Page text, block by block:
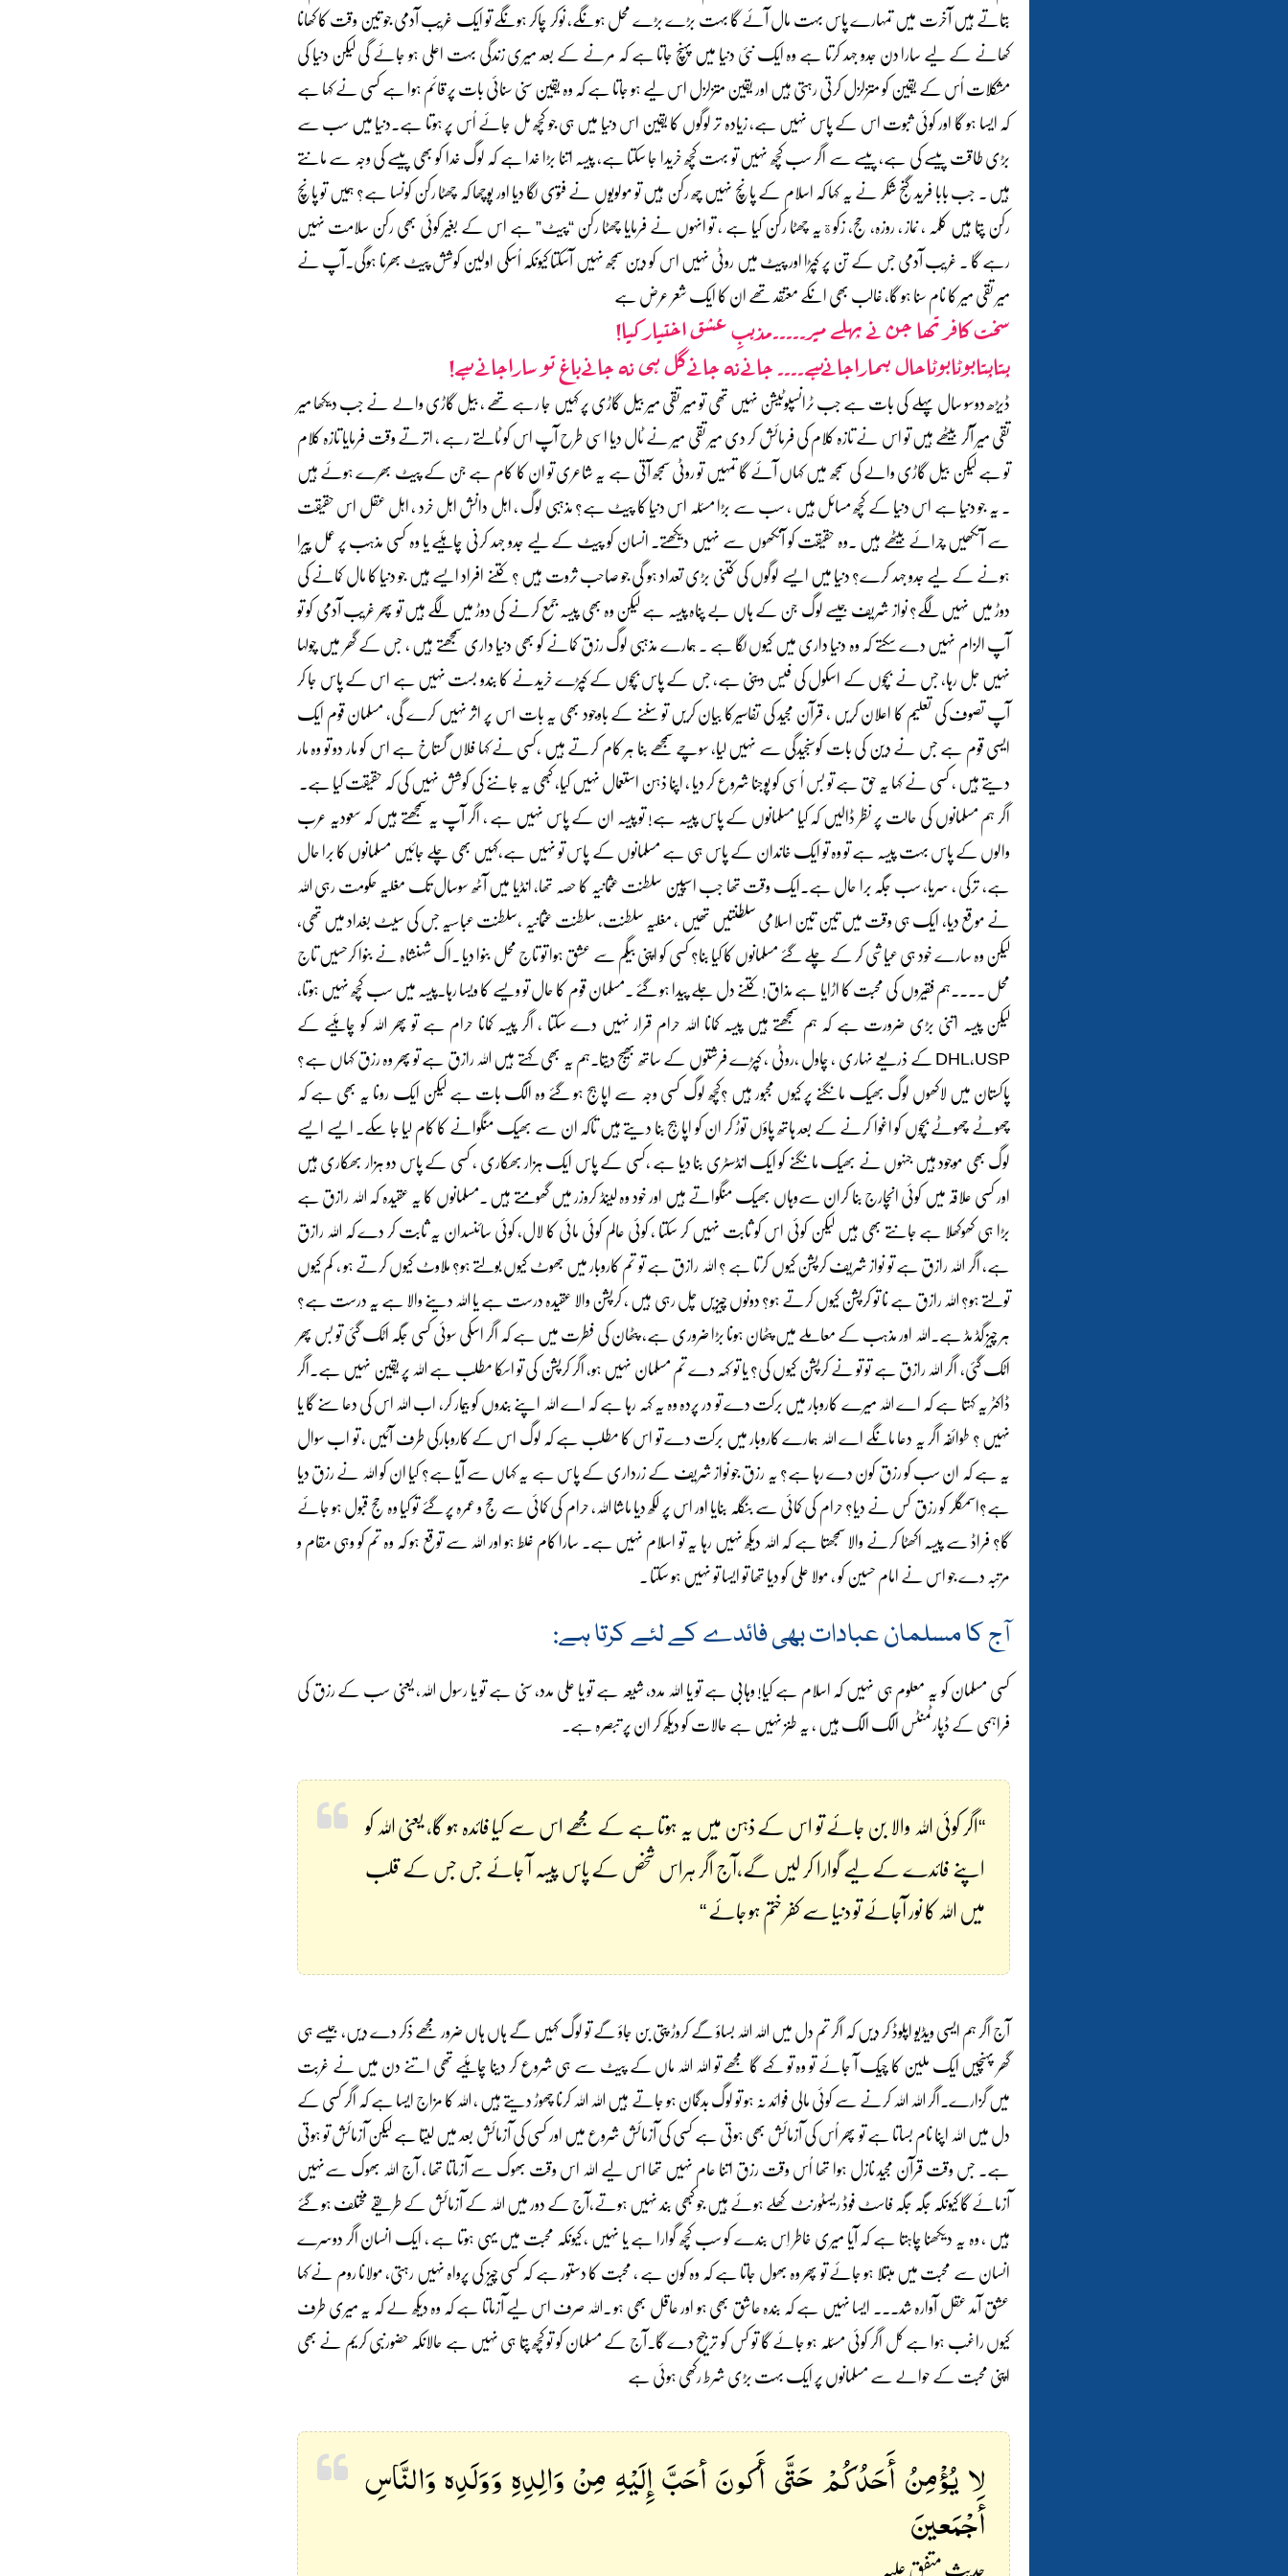
بتاتے ہیں آخرت میں تمہارے پاس بہت مال آئے گا بہت بڑے بڑے محل ہونگے، نوکر چاکر ہونگے تو ایک غریب آدمی جو تین وقت کا کھانا
کھانے کے لیے سارا دن جدو جہد کرتا ہے وہ ایک نئی دنیا میں پہنچ جاتا ہے کہ مرنے کے بعد میری زندگی بہت اعلی ہو جائے گی لیکن دنیا کی
مشکلات اُس کے یقین کو متزلزل کرتی رہتی ہیں اور یقین متزلزل اس لیے ہو جاتا ہے کہ وہ یقین سنی سنائی بات پر قائم ہوا ہے کسی نے کہا ہے
کہ ایسا ہو گا اور کوئی ثبوت اس کے پاس نہیں ہے، زیادہ تر لوگوں کا یقین اس دنیا میں ہی جو کچھ مل جائے اُس پر ہوتا ہے۔دنیا میں سب سے
بڑی طاقت پیسے کی ہے، پیسے سے اگر سب کچھ نہیں تو بہت کچھ خریدا جا سکتا ہے، پیسہ اتنا بڑا خدا ہے کہ لوگ خدا کو بھی پیسے کی وجہ سے مانتے
ہیں ۔ جب بابا فرید گنج شکر نے یہ کہا کہ اسلام کے پانچ نہیں چھ رکن ہیں تو مولویوں نے فتوی لگا دیا اور پوچھا کہ چھٹا رکن کونسا ہے؟ ہمیں تو پانچ
رکن پتا ہیں کلمہ ، نماز ، روزہ، حج، زکوةیہ چھٹا رکن کیا ہے ، تو انہوں نے فرمایا چھٹا رکن “پیٹ” ہے اس کے بغیر کوئی بھی رکن سلامت نہیں
رہے گا ۔ غریب آدمی جس کے تن پر کپڑا اور پیٹ میں روٹی نہیں اس کو دین سمجھ نہیں آسکتا کیونکہ اُسکی اولین کوشش پیٹ بھرنا ہوگی۔آپ نے
میر تقی میر کا نام سنا ہو گا، غالب بھی انکے معتقد تھے ان کا ایک شعر عرض ہے
سخت کافر تھا جن نے پہلے میر۔۔۔۔۔مذہبِ عشق اختیار کیا!
پتاپتابوٹابوٹاحال ہماراجانےہے۔۔۔۔ جانےنہ جانےگل ہی نہ جانےباغ تو ساراجانے ہے!
ڈیڑھ دوسو سال پہلے کی بات ہے جب ٹرانسپوٹیشن نہیں تھی تو میر تقی میر بیل گاڑی پر کہیں جا رہے تھے ، بیل گاڑی والے نے جب دیکھا میر
تقی میر آکر بیٹھے ہیں تو اس نے تازہ کلام کی فرمائش کر دی میر تقی میر نے ٹال دیا اسی طرح آپ اس کو ٹالتے رہے ، اترتے وقت فرمایا تازہ کلام
تو ہے لیکن بیل گاڑی والے کی سمجھ میں کہاں آئے گا تمہیں تو روٹی سمجھ آتی ہے یہ شاعری تو ان کا کام ہے جن کے پیٹ بھرے ہوئے ہیں
۔ یہ جو دنیا ہے اس دنیا کے کچھ مسائل ہیں ، سب سے بڑا مسئلہ اس دنیا کا پیٹ ہے؟ مذہبی لوگ ، اہل دانش اہل خرد ، اہل عقل اس حقیقت
سے آنکھیں چرائے بیٹھے ہیں ۔وہ حقیقت کو آنکھوں سے نہیں دیکھتے۔ انسان کو پیٹ کے لیے جدو جہد کرنی چاہئیے یا وہ کسی مذہب پر عمل پیرا
ہونے کے لیے جدو جہد کرے؟ دنیا میں ایسے لوگوں کی کتنی بڑی تعداد ہو گی جو صاحب ثروت ہیں ؟ کتنے افراد ایسے ہیں جو دنیا کا مال کمانے کی
دوڑ میں نہیں لگے؟ نواز شریف جیسے لوگ جن کے ہاں بے پناہ پیسہ ہے لیکن وہ بھی پیسہ جمع کرنے کی دوڑ میں لگے ہیں تو پھر غریب آدمی کو تو
آپ الزام نہیں دے سکتے کہ وہ دنیا داری میں کیوں لگا ہے ۔ ہمارے مذہبی لوگ رزق کمانے کو بھی دنیا داری سمجھتے ہیں ، جس کے گھر میں چولہا
نہیں جل رہا، جس نے بچوں کے اسکول کی فیس دینی ہے، جس کے پاس بچوں کے کپڑے خریدنے کا بندو بست نہیں ہے اس کے پاس جا کر
آپ تصوف کی تعلیم کا اعلان کریں ، قرآن مجید کی تفاسیرکا بیان کریں تو سننے کے باوجود بھی یہ بات اس پر اثر نہیں کرے گی، مسلمان قوم ایک
ایسی قوم ہے جس نے دین کی بات کوسنجیدگی سے نہیں لیا، سوچے سمجھے بنا ہر کام کرتے ہیں ،کسی نے کہا فلاں گستاخ ہے اس کو مار دو تو وہ مار
دیتے ہیں ، کسی نے کہا یہ حق ہے تو بس اُسی کو پوجنا شروع کر دیا ، اپنا ذہن استعمال نہیں کیا، کبھی یہ جاننے کی کوشش نہیں کی کہ حقیقت کیا ہے۔
اگر ہم مسلمانوں کی حالت پر نظر ڈالیں کہ کیا مسلمانوں کے پاس پیسہ ہے! تو پیسہ ان کے پاس نہیں ہے ، اگر آپ یہ سمجھتے ہیں کہ سعودیہ عرب
والوں کے پاس بہت پیسہ ہے تو وہ تو ایک خاندان کے پاس ہی ہے مسلمانوں کے پاس تو نہیں ہے،کہیں بھی چلے جائیں مسلمانوں کا برا حال
ہے، ترکی ، سریا، سب جگہ برا حال ہے۔ایک وقت تھا جب اسپین سلطنت عثمانیہ کا حصہ تھا، انڈیا میں آٹھ سوسال تک مغلیہ حکومت رہی اللہ
نے موقع دیا، ایک ہی وقت میں تین تین اسلامی سلطنتیں تھیں ، مغلیہ سلطنت، سلطنت عثمانیہ ،سلطنت عباسیہ جس کی سیٹ بغداد میں تھی،
لیکن وہ سارے خود ہی عیاشی کر کے چلے گئے مسلمانوں کا کیا بنا؟ کسی کو اپنی بیگم سے عشق ہوا تو تاج محل بنوا دیا ۔اک شہنشاہ نے بنوا کرحسیں تاج
محل ۔۔۔۔ہم فقیروں کی محبت کا اڑایا ہے مذاق! کتنے دل جلے پیدا ہو گئے ۔مسلمان قوم کا حال تو ویسے کا ویسا رہا۔پیسہ میں سب کچھ نہیں ہوتا،
لیکن پیسہ اتنی بڑی ضرورت ہے کہ ہم سمجھتے ہیں پیسہ کمانا اللہ حرام قرار نہیں دے سکتا ، اگر پیسہ کمانا حرام ہے تو پھر اللہ کو چاہئیے کے
DHL,USP کے ذریعے نہاری ، چاول ،روٹی ، کپڑے فرشتوں کے ساتھ بھیج دیتا۔ہم یہ بھی کہتے ہیں اللہ رازق ہے تو پھر وہ رزق کہاں ہے؟
پاکستان میں لاکھوں لوگ بھیک مانگنے پر کیوں مجبور ہیں ؟کچھ لوگ کسی وجہ سے اپاہج ہو گئے وہ الگ بات ہے لیکن ایک رونا یہ بھی ہے کہ
چھوٹے چھوٹے بچوں کو اغوا کرنے کے بعد ہاتھ پاؤں توڑ کر ان کو اپاہج بنا دیتے ہیں تاکہ ان سے بھیک منگوانے کا کام لیا جا سکے۔ ایسے ایسے
لوگ بھی موجود ہیں جنہوں نے بھیک مانگنے کو ایک انڈسٹری بنا دیا ہے ،کسی کے پاس ایک ہزار بھکاری ، کسی کے پاس دو ہزار بھکاری ہیں
اور کسی علاقہ میں کوئی انچارج بنا کران سےوہاں بھیک منگواتے ہیں اور خود وہ لینڈ کروزر میں گھومتے ہیں ۔مسلمانوں کا یہ عقیدہ کہ اللہ رازق ہے
بڑا ہی کھوکھلا ہے جانتے بھی ہیں لیکن کوئی اس کو ثابت نہیں کر سکتا ، کوئی عالم کوئی مائی کا لال، کوئی سائنسدان یہ ثابت کر دے کہ اللہ رازق
ہے، اگر اللہ رازق ہے تو نواز شریف کرپشن کیوں کرتا ہے ؟ اللہ رازق ہے تو تم کاروبار میں جھوٹ کیوں بولتے ہو؟ ملاوٹ کیوں کرتے ہو ، کم کیوں
تولتے ہو؟ اللہ رازق ہے نا تو کرپشن کیوں کرتے ہو؟ دونوں چیزیں چل رہی ہیں ، کرپشن والا عقیدہ درست ہے یا اللہ دینے والا ہے یہ درست ہے؟
ہر چیز گڈ مڈ ہے۔اللہ اور مذہب کے معاملے میں پٹھان ہونا بڑا ضروری ہے، پٹھان کی فطرت میں ہے کہ اگر اسکی سوئی کسی جگہ اٹک گئی تو بس پھر
اٹک گئی، اگر اللہ رازق ہے تو تو نے کرپشن کیوں کی؟ یا تو کہہ دے تم مسلمان نہیں ہو، اگر کرپشن کی تو اسکا مطلب ہے اللہ پر یقین نہیں ہے۔اگر
ڈاکٹر یہ کہتا ہے کہ اے اللہ میرے کاروبار میں برکت دے تو در پردہ وہ یہ کہہ رہا ہے کہ اے اللہ اپنے بندوں کو بیمار کر، اب اللہ اس کی دعا سنے گا یا
نہیں ؟ طوائفہ اگر یہ دعا مانگے اے اللہ ہمارے کاروبار میں برکت دے تو اس کا مطلب ہے کہ لوگ اس کے کاروبارکی طرف آئیں ، تو اب سوال
یہ ہے کہ ان سب کو رزق کون دے رہا ہے؟ یہ رزق جو نواز شریف کے زرداری کے پاس ہے یہ کہاں سے آیا ہے؟ کیا ان کو اللہ نے رزق دیا
ہے؟اسمگلر کو رزق کس نے دیا؟ حرام کی کمائی سے بنگلہ بنایا اور اس پر لکھ دیا ماشا اللہ، حرام کی کمائی سے حج و عمرہ پر گئے تو کیا وہ حج قبول ہو جائے
گا؟ فراڈ سے پیسہ اکھٹا کرنے والا سمجھتا ہے کہ اللہ دیکھ نہیں رہا یہ تو اسلام نہیں ہے۔ سارا کام غلط ہو اور اللہ سے توقع ہو کہ وہ تم کو وہی مقام و
مرتبہ دے جو اس نے امام حسین کو ، مولا علی کو دیا تھا تو ایسا تو نہیں ہو سکتا ۔
آج کا مسلمان عبادات بھی فائدے کے لئے کرتا ہے:
کسی مسلمان کو یہ معلوم ہی نہیں کہ اسلام ہے کیا! وہابی ہے تو یا اللہ مدد، شیعہ ہے تو یا علی مدد، سنی ہے تو یا رسول اللہ، یعنی سب کے رزق کی
فراہمی کے ڈپارٹمنٹس الگ الگ ہیں ، یہ طنز نہیں ہے حالات کو دیکھ کر ان پر تبصرہ ہے۔
“اگر کوئی اللہ والا بن جائے تو اس کے ذہن میں یہ ہوتا ہے کے مجھے اس سے کیا فائدہ ہو گا، یعنی اللہ کو
اپنے فائدے کے لیے گوارا کر لیں گے،آج اگر ہراس شخص کے پاس پیسہ آ جائے جس جس کے قلب
میں اللہ کا نور آجائے تو دنیا سے کفر ختم ہو جائے “
آج اگر ہم ایسی ویڈیو اپلوڈ کر دیں کہ اگر تم دل میں اللہ اللہ بساؤ گے کروڑ پتی بن جاؤ گے تو لوگ کہیں گے ہاں ہاں ضرور مجھے ذکر دے دیں، جیسے ہی
گھر پہنچیں ایک ملین کا چیک آ جائے تو وہ تو کہے گا مجھے تو اللہ اللہ ماں کے پیٹ سے ہی شروع کر دینا چاہئیے تھی اتنے دن میں نے غربت
میں گزارے۔اگر اللہ اللہ کرنے سے کوئی مالی فوائد نہ ہو تو لوگ بدگمان ہو جاتے ہیں اللہ اللہ کرنا چھوڑ دیتے ہیں ، اللہ کا مزاج ایسا ہے کہ اگر کسی کے
دل میں اللہ اپنا نام بساتا ہے تو پھر اُس کی آزمائش بھی ہوتی ہے کسی کی آزمائش شروع میں اور کسی کی آزمائش بعد میں لیتا ہے لیکن آزمائش تو ہوتی
ہے۔ جس وقت قرآن مجید نازل ہوا تھا اُس وقت رزق اتنا عام نہیں تھا اس لیے اللہ اس وقت بھوک سے آزماتا تھا ، آج اللہ بھوک سےنہیں
آزمائے گا کیونکہ جگہ جگہ فاسٹ فوڈ ریسٹورنٹ کھلے ہوئے ہیں جو کبھی بند نہیں ہوتے،آج کے دور میں اللہ کے آزمائش کے طریقے مختلف ہو گئے
ہیں ، وہ یہ دیکھنا چاہتا ہے کہ آیا میری خاطر اِس بندے کو سب کچھ گوارا ہے یا نہیں ، کیونکہ محبت میں یہی ہوتا ہے ، ایک انسان اگر دوسرے
انسان سے محبت میں مبتلا ہو جائے تو پھر وہ بھول جاتا ہے کہ وہ کون ہے ، محبت کا دستور ہے کہ کسی چیز کی پرواہ نہیں رہتی، مولانا روم نے کہا
عشق آمد عقل آوارہ شد۔۔۔ ایسا نہیں ہے کہ بندہ عاشق بھی ہو اور عاقل بھی ہو ۔اللہ صرف اس لیے آزماتا ہے کہ وہ دیکھ لے کہ یہ میری طرف
کیوں راغب ہوا ہے کل اگر کوئی مسئلہ ہو جائے گا تو کس کو ترجیح دے گا۔آج کے مسلمان کو تو کچھ پتا ہی نہیں ہے حالانکہ حضورنبی کریم نے بھی
اپنی محبت کے حوالے سے مسلمانوں پر ایک بہت بڑی شرط رکھی ہوئی ہے
لا يُؤْمِنُ أَحَدُكُمْ حَتَّى أَكونَ أحَبَّ إِلَيْهِ مِنْ وَالِدِهِ وَوَلَدِه وَالنَّاسِ
أَجْمَعينَ